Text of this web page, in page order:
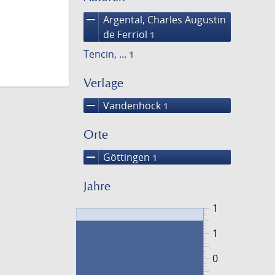
remove Argental, Charles Augustin
de Ferriol 1
Tencin, ... 1
Verlage
remove Vandenhöck 1
Orte
remove Göttingen 1
Jahre
1
0
1